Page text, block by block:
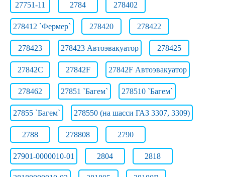
27751-11 2784 278402
278412 `Фермер` 278420 278422
278423 278423 Автоэвакуатор 278425
27842C 27842F 27842F Автоэвакуатор
278462 27851 `Багем` 278510 `Багем`
27855 `Багем` 278550 (на шасси ГАЗ 3307, 3309)
2788 278808 2790
27901-0000010-01 2804 2818